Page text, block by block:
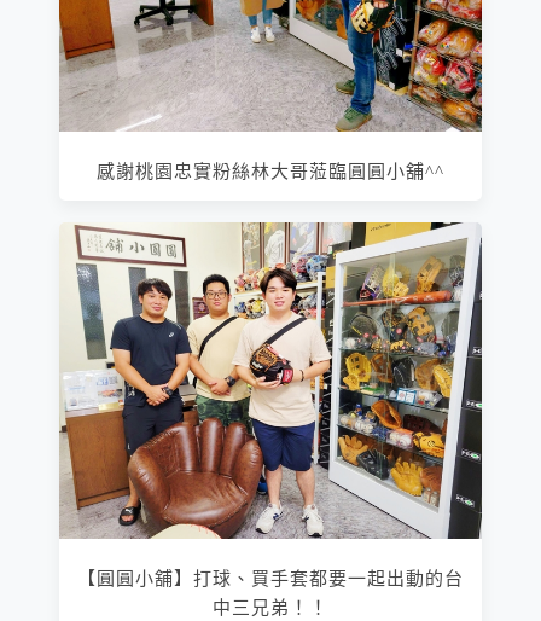
感謝桃園忠實粉絲林大哥蒞臨圓圓小舖^^
【圓圓小舖】打球、買手套都要一起出動的台
中三兄弟！！